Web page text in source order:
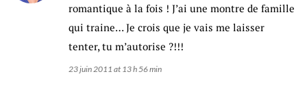
romantique à la fois ! J’ai une montre de famille
qui traine… Je crois que je vais me laisser
tenter, tu m’autorise ?!!!
23 juin 2011 at 13 h 56 min